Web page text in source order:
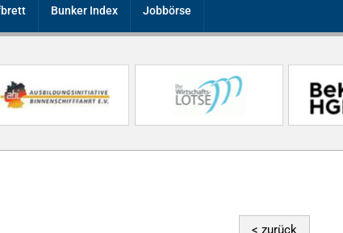
Bunker Index Jobbörse